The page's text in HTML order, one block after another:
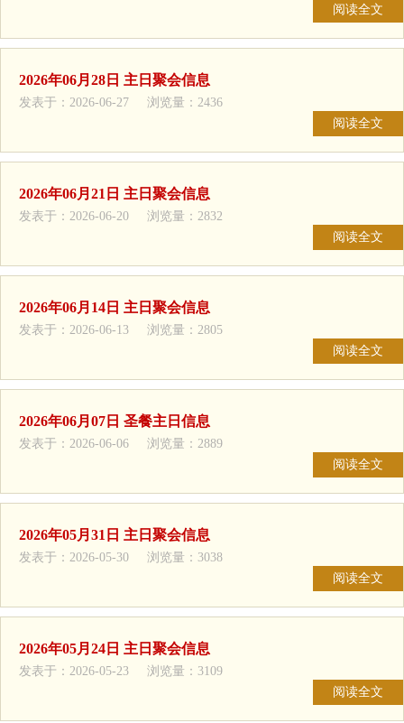
阅读全文
2026年06月28日 主日聚会信息
发表于：2026-06-27 浏览量：2436
阅读全文
2026年06月21日 主日聚会信息
发表于：2026-06-20 浏览量：2832
阅读全文
2026年06月14日 主日聚会信息
发表于：2026-06-13 浏览量：2805
阅读全文
2026年06月07日 圣餐主日信息
发表于：2026-06-06 浏览量：2889
阅读全文
2026年05月31日 主日聚会信息
发表于：2026-05-30 浏览量：3038
阅读全文
2026年05月24日 主日聚会信息
发表于：2026-05-23 浏览量：3109
阅读全文